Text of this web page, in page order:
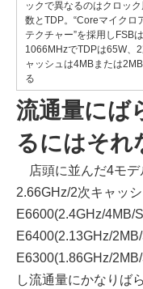
ックで異なるのはクロック
数とTDP。“Coreマイクロ
テクチャー”を採用しFSBは
1066MHzでTDPは65W、
ャッシュは4MBまたは
る
流通量に
るにはそれ
店頭に並んだ4モデ
2.66GHz/2次キャッシ
E6600(2.4GHz/4MB/
E6400(2.13GHz/2MB/
E6300(1.86GHz/
し流通量にかなりば